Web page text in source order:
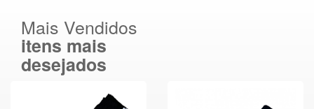
Mais Vendidos
itens mais
desejados